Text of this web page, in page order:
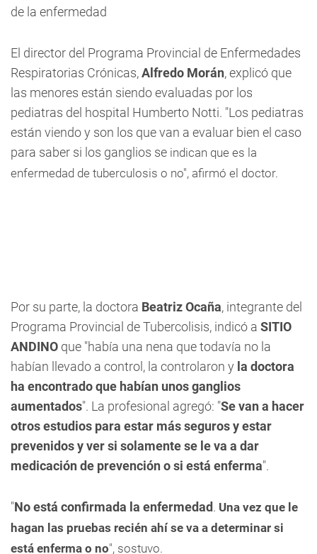
de la enfermedad
El director del Programa Provincial de Enfermedades
Respiratorias Crónicas,Alfredo Morán, explicó que
las menores están siendo evaluadas por los
pediatras del hospital Humberto Notti. "Los pediatras
están viendo y son los que van a evaluar bien el caso
para saber si los ganglios se indican que es la
enfermedad de tuberculosis o no", afirmó el doctor.
Por su parte, la doctora Beatriz Ocaña, integrante del
Programa Provincial de Tubercolisis, indicó a SITIO
ANDINO que "había una nena que todavía no la
habían llevado a control, la controlaron y la doctora
ha encontrado que habían unos ganglios
aumentados". La profesional agregó: "Se van a hacer
otros estudios para estar más seguros y estar
prevenidos y ver si solamente se le va a dar
medicación de prevención o si está enferma".
"Noestá confirmada la enfermedad. Una vez que le
hagan las pruebas recién ahí se va a determinar si
está enferma o no", sostuvo.